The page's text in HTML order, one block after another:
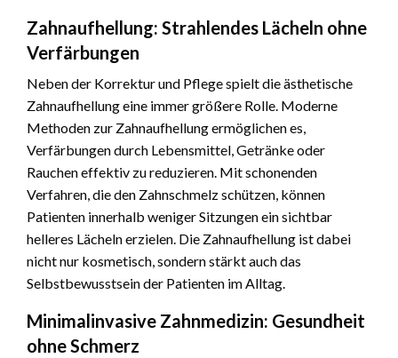
Zahnaufhellung: Strahlendes Lächeln ohne
Verfärbungen
Neben der Korrektur und Pflege spielt die ästhetische
Zahnaufhellung eine immer größere Rolle. Moderne
Methoden zur Zahnaufhellung ermöglichen es,
Verfärbungen durch Lebensmittel, Getränke oder
Rauchen effektiv zu reduzieren. Mit schonenden
Verfahren, die den Zahnschmelz schützen, können
Patienten innerhalb weniger Sitzungen ein sichtbar
helleres Lächeln erzielen. Die Zahnaufhellung ist dabei
nicht nur kosmetisch, sondern stärkt auch das
Selbstbewusstsein der Patienten im Alltag.
Minimalinvasive Zahnmedizin: Gesundheit
ohne Schmerz